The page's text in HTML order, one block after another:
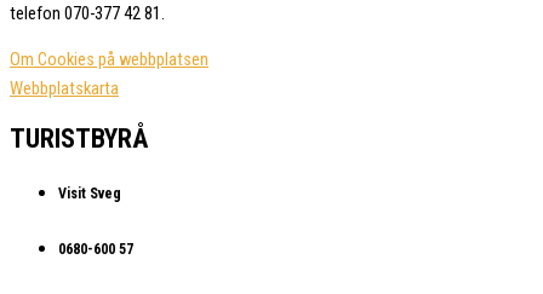
telefon 070-377 42 81.
Om Cookies på webbplatsen
Webbplatskarta
TURISTBYRÅ
Visit Sveg
0680-600 57